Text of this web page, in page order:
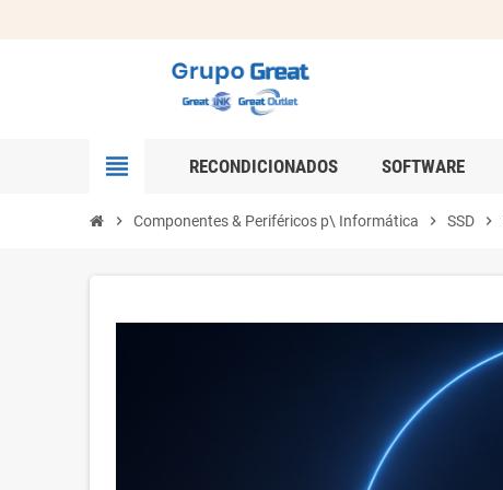
view_headline RECONDICIONADOS SOFTWARE
chevron_right Componentes & Periféricos p\ Informática chevron_right SSD chevron_right